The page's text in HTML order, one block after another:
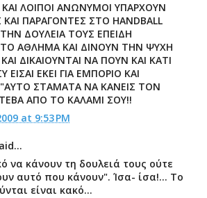
ΚΑΙ ΛΟΙΠΟΙ ΑΝΩΝΥΜΟΙ ΥΠΑΡΧΟΥΝ
ΠΑΡΑΓΟΝΤΕΣ ΣΤΟ HANDBALL
ΔΟΥΛΕΙΑ ΤΟΥΣ ΕΠΕΙΔΗ
ΑΘΛΗΜΑ ΚΑΙ ΔΙΝΟΥΝ ΤΗΝ ΨΥΧΗ
ΔΙΚΑΙΟΥΝΤΑΙ ΝΑ ΠΟΥΝ ΚΑΙ ΚΑΤΙ
ΕΚΕΙ ΓΙΑ ΕΜΠΟΡΙΟ ΚΑΙ
ΣΤΑΜΑΤΑ ΝΑ ΚΑΝΕΙΣ ΤΟΝ
ΑΠΟ ΤΟ ΚΑΛΑΜΙ ΣΟΥ!!
at 9:53 PM
να κάνουν τη δουλειά τους ούτε
αυτό που κάνουν". Ίσα- ίσα!... Το
είναι κακό...